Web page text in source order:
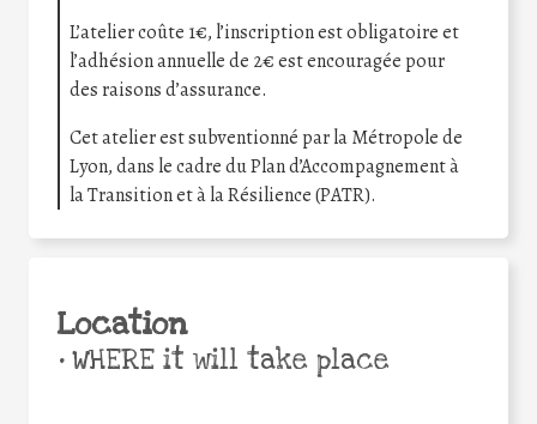
L’atelier coûte 1€, l’inscription est obligatoire et
l’adhésion annuelle de 2€ est encouragée pour
des raisons d’assurance.
Cet atelier est subventionné par la Métropole de
Lyon, dans le cadre du Plan d’Accompagnement à
la Transition et à la Résilience (PATR).
Location
•WHERE it will take place